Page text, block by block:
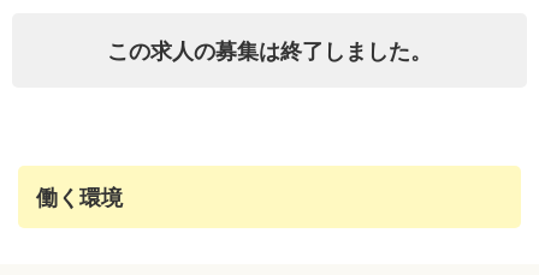
この求人の募集は終了しました。
働く環境